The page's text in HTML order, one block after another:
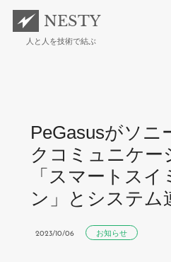
NESTY
人と人を技術で結ぶ
PeGasusがソニ
クコミュニケー
「スマートス
ン」とシステム
2023/10/06 お知らせ